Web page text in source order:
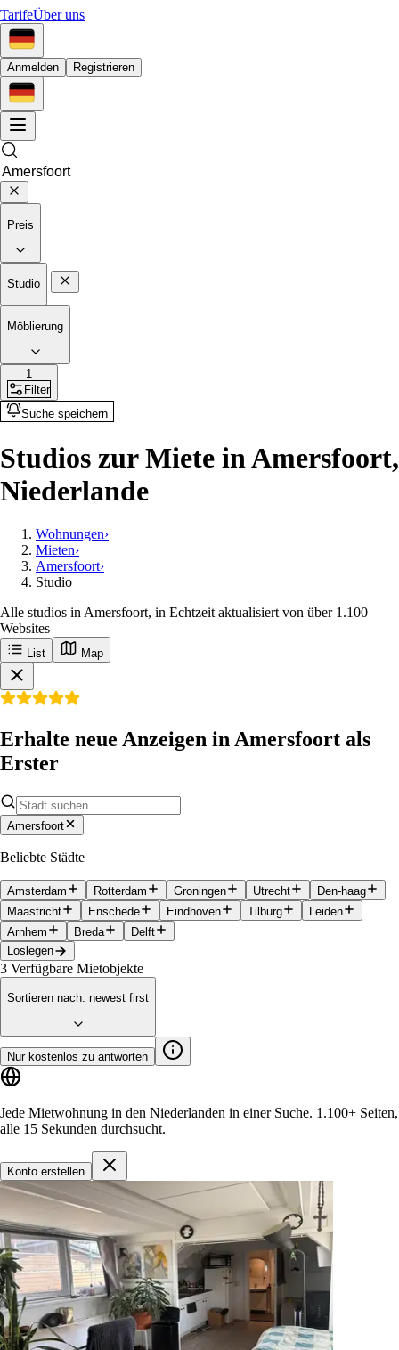
TarifeÜber uns
Anmelden Registrieren
Preis
Studio
Möblierung
1
Filter
Suche speichern
Studios zur Miete in Amersfoort,
Niederlande
Wohnungen›
Mieten›
Amersfoort›
Studio
Alle studios in Amersfoort, in Echtzeit aktualisiert von über 1.100
Websites
List Map
Erhalte neue Anzeigen in Amersfoort als
Erster
Amersfoort
Beliebte Städte
Amsterdam Rotterdam Groningen Utrecht
Den-haag
Maastricht
Enschede Eindhoven Tilburg
Leiden
Arnhem
Breda
Delft
Loslegen
3 Verfügbare Mietobjekte
Sortieren nach: newest first
Nur kostenlos zu antworten
Jede Mietwohnung in den Niederlanden in einer Suche. 1.100+ Seiten,
alle 15 Sekunden durchsucht.
Konto erstellen